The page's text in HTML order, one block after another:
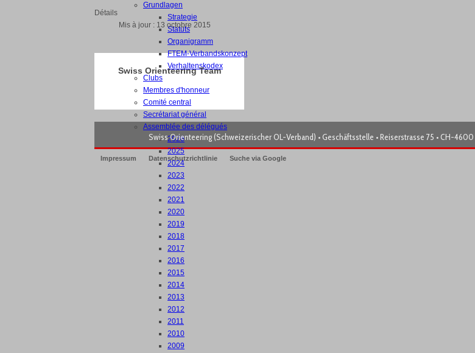
Grundlagen
Strategie
Statuts
Organigramm
FTEM-Verbandskonzept
Verhaltenskodex
Clubs
Membres d'honneur
Comité central
Secrétariat général
Assemblée des délégués
2026
2025
2024
2023
2022
2021
2020
2019
2018
2017
2016
2015
2014
2013
2012
2011
2010
2009
Détails
Mis à jour : 13 octobre 2015
Swiss Orienteering Team
Swiss Orienteering (Schweizerischer OL-Verband) • Geschäftsstelle • Reiserstrasse 75 • CH-
Impressum Datenschutzrichtlinie Suche via Google